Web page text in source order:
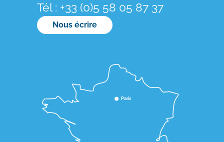
Tél : +33 (0)5 58 05 87 37
Nous écrire
Paris